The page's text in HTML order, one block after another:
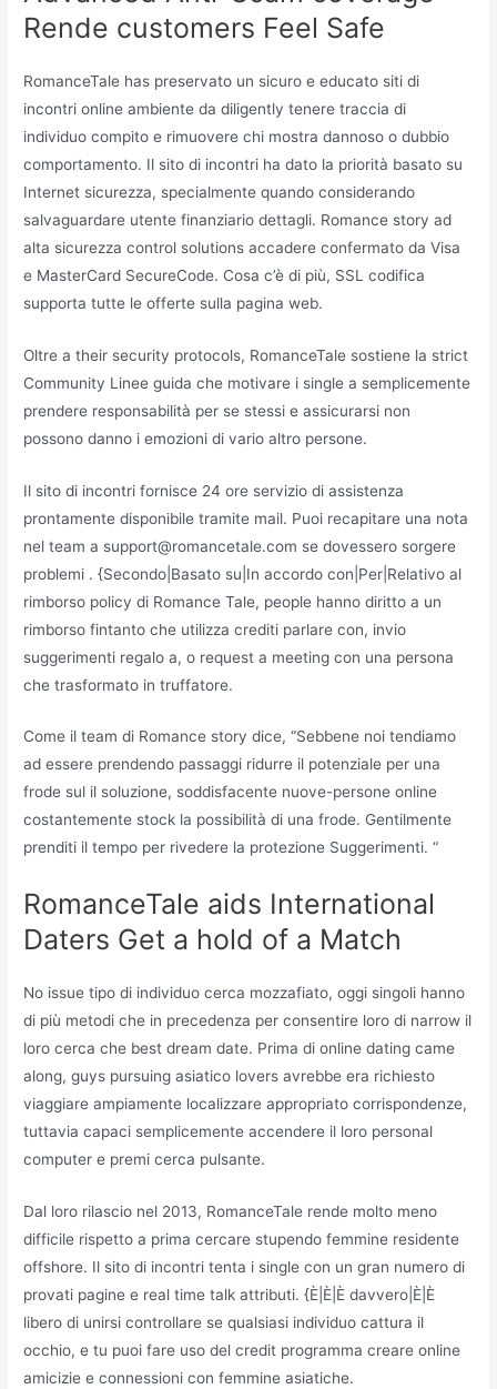
Rende customers Feel Safe
RomanceTale has preservato un sicuro e educato siti di
incontri online ambiente da diligently tenere traccia di
individuo compito e rimuovere chi mostra dannoso o dubbio
comportamento. Il sito di incontri ha dato la priorità basato su
Internet sicurezza, specialmente quando considerando
salvaguardare utente finanziario dettagli. Romance story ad
alta sicurezza control solutions accadere confermato da Visa
e MasterCard SecureCode. Cosa c’è di più, SSL codifica
supporta tutte le offerte sulla pagina web.
Oltre a their security protocols, RomanceTale sostiene la strict
Community Linee guida che motivare i single a semplicemente
prendere responsabilità per se stessi e assicurarsi non
possono danno i emozioni di vario altro persone.
Il sito di incontri fornisce 24 ore servizio di assistenza
prontamente disponibile tramite mail. Puoi recapitare una nota
nel team a support@romancetale.com se dovessero sorgere
problemi . {Secondo|Basato su|In accordo con|Per|Relativo al
rimborso policy di Romance Tale, people hanno diritto a un
rimborso fintanto che utilizza crediti parlare con, invio
suggerimenti regalo a, o request a meeting con una persona
che trasformato in truffatore.
Come il team di Romance story dice, “Sebbene noi tendiamo
ad essere prendendo passaggi ridurre il potenziale per una
frode sul il soluzione, soddisfacente nuove-persone online
costantemente stock la possibilità di una frode. Gentilmente
prenditi il ​​tempo per rivedere la protezione Suggerimenti. “
RomanceTale aids International
Daters Get a hold of a Match
No issue tipo di individuo cerca mozzafiato, oggi singoli hanno
di più metodi che in precedenza per consentire loro di narrow il
loro cerca che best dream date. Prima di online dating came
along, guys pursuing asiatico lovers avrebbe era richiesto
viaggiare ampiamente localizzare appropriato corrispondenze,
tuttavia capaci semplicemente accendere il loro personal
computer e premi cerca pulsante.
Dal loro rilascio nel 2013, RomanceTale rende molto meno
difficile rispetto a prima cercare stupendo femmine residente
offshore. Il sito di incontri tenta i single con un gran numero di
provati pagine e real time talk attributi. {È|È|È davvero|È|È
libero di unirsi controllare se qualsiasi individuo cattura il
occhio, e tu puoi fare uso del credit programma creare online
amicizie e connessioni con femmine asiatiche.